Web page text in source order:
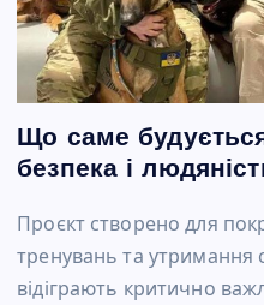
Що саме
безпека і
Проєкт створено для
тренувань та утримання
відіграють критично